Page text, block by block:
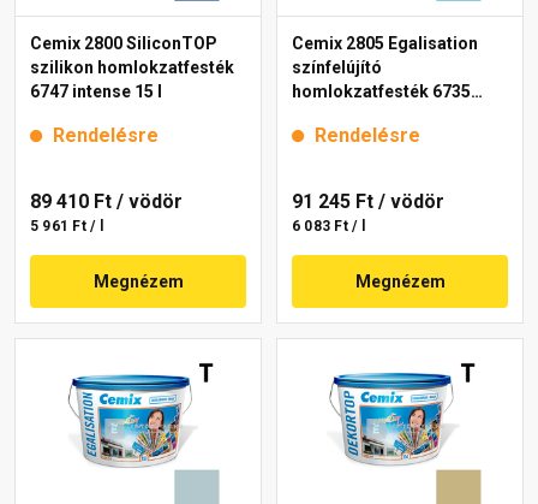
Cemix 2800 SiliconTOP
szilikon homlokzatfesték
6747 intense 15 l
Rendelésre
89 410 Ft / vödör
5 961 Ft / l
Megnézem
Cemix 2805 Egalisation
színfelújító
homlokzatfesték 6735
Rendelésre
91 245 Ft / vödör
6 083 Ft / l
Megnézem